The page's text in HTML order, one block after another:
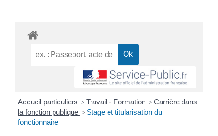
Accueil particuliers > Travail - Formation > Carrière dans
la fonction publique > Stage et titularisation du
fonctionnaire